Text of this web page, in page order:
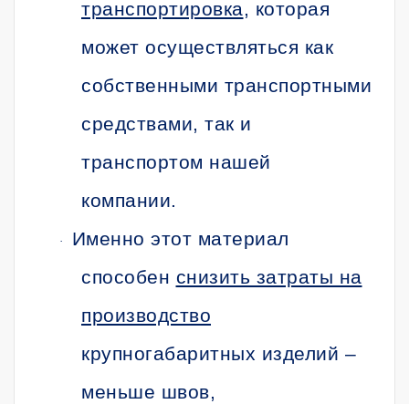
транспортировка, которая
может осуществляться как
собственными транспортными
средствами, так и
транспортом нашей
компании.
·
Именно этот материал
способен снизить затраты на
производство
крупногабаритных изделий –
меньше швов,